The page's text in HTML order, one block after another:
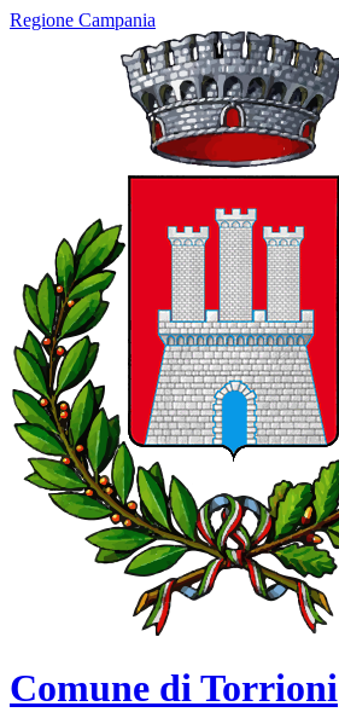
Regione Campania
Comune di Torrioni